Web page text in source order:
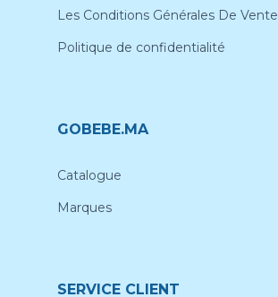
Les Conditions Générales De Vente
Politique de confidentialité
GOBEBE.MA
Catalogue
Marques
SERVICE CLIENT